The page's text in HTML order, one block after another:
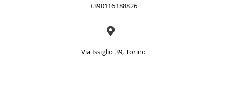
+390116188826
Via Issiglio 39, Torino